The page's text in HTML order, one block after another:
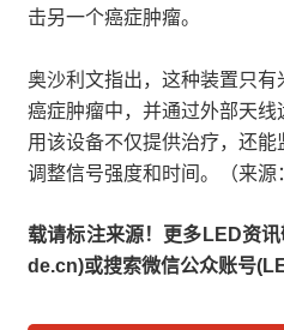
击另一个癌症肿瘤。
奥沙利文指出，这种装置只有
癌症肿瘤中，并通过外部天线
用该设备不仅提供治疗，还
调整信号强度和时间。（来源
载请标注来源！更多LED资
de.cn)或搜索微信公众账号